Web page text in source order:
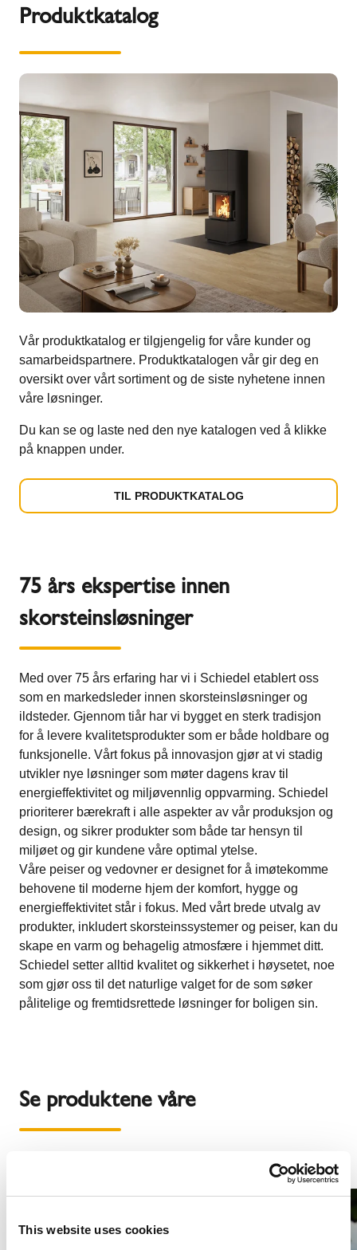
This website uses cookies
Produktkatalog
Vår produktkatalog er tilgjengelig for våre kunder og
samarbeidspartnere. Produktkatalogen vår gir deg en
oversikt over vårt sortiment og de siste nyhetene innen
våre løsninger.
Du kan se og laste ned den nye katalogen ved å klikke
på knappen under.
TIL PRODUKTKATALOG
75 års ekspertise innen
skorsteinsløsninger
Med over 75 års erfaring har vi i Schiedel etablert oss
som en markedsleder innen skorsteinsløsninger og
ildsteder. Gjennom tiår har vi bygget en sterk tradisjon
for å levere kvalitetsprodukter som er både holdbare og
funksjonelle. Vårt fokus på innovasjon gjør at vi stadig
utvikler nye løsninger som møter dagens krav til
energieffektivitet og miljøvennlig oppvarming. Schiedel
prioriterer bærekraft i alle aspekter av vår produksjon og
design, og sikrer produkter som både tar hensyn til
miljøet og gir kundene våre optimal ytelse.
Våre peiser og vedovner er designet for å imøtekomme
behovene til moderne hjem der komfort, hygge og
energieffektivitet står i fokus. Med vårt brede utvalg av
produkter, inkludert skorsteinssystemer og peiser, kan du
skape en varm og behagelig atmosfære i hjemmet ditt.
Schiedel setter alltid kvalitet og sikkerhet i høysetet, noe
som gjør oss til det naturlige valget for de som søker
pålitelige og fremtidsrettede løsninger for boligen sin.
Se produktene våre